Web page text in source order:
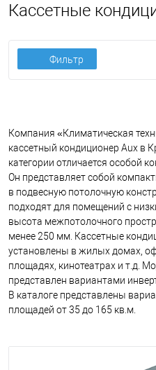
Кассетные
Фильтр
Компания «Климатическая
кассетный кондиционер Aux в
категории отличается особой
Он представляет собой
в подвесную потолочную
подходят для помещений с
высота межпотолочного
менее 250 мм. Кассетные
установлены в жилых домах,
площадях, кинотеатрах и т.д.
представлен вариантами
В каталоге представлены
площадей от 35 до 165 кв.м.